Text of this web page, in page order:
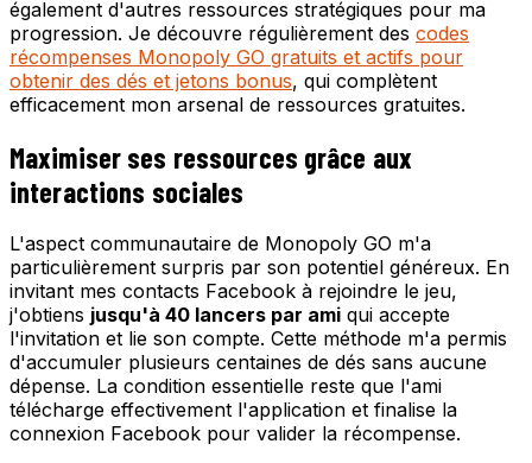
également d'autres ressources stratégiques pour ma
progression. Je découvre régulièrement des codes
récompenses Monopoly GO gratuits et actifs pour
obtenir des dés et jetons bonus, qui complètent
efficacement mon arsenal de ressources gratuites.
Maximiser ses ressources grâce aux
interactions sociales
L'aspect communautaire de Monopoly GO m'a
particulièrement surpris par son potentiel généreux. En
invitant mes contacts Facebook à rejoindre le jeu,
j'obtiens jusqu'à 40 lancers par ami qui accepte
l'invitation et lie son compte. Cette méthode m'a permis
d'accumuler plusieurs centaines de dés sans aucune
dépense. La condition essentielle reste que l'ami
télécharge effectivement l'application et finalise la
connexion Facebook pour valider la récompense.